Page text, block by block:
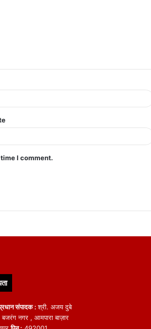
I comment.
प्रधान संपादक :श्री. अजय दुबे
बजरंग नगर , आमपारा बाज़ार